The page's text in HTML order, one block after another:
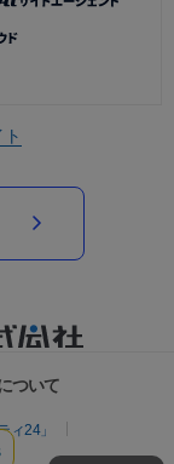
ついて
ィ24」